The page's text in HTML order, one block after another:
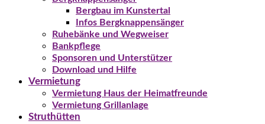
Bergbau im Kunstertal
Infos Bergknappensänger
Ruhebänke und Wegweiser
Bankpflege
Sponsoren und Unterstützer
Download und Hilfe
Vermietung
Vermietung Haus der Heimatfreunde
Vermietung Grillanlage
Struthütten